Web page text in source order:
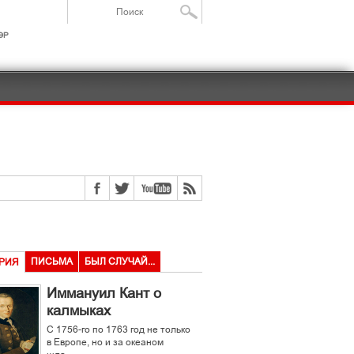
ПИСЬМА БЫЛ СЛУЧАЙ...
Иммануил Кант о
калмыках
С 1756-го по 1763 год не только
в Европе, но и за океаном